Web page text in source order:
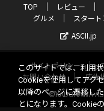
TOP レビュー
グルメ
スター
ASCII.jp
サイトポリシー
お問い合わせ
広告
©KADOKAWA
このサイトでは、利用
Cookieを使用してアク
以降のページに遷移し
とになります。Cookie